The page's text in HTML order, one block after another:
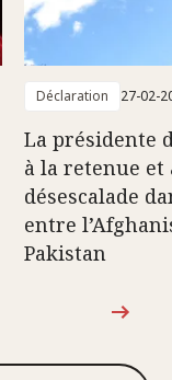
Déclaration 27-02-
La présidente
à la retenue et
désescalade
entre
Pakistan